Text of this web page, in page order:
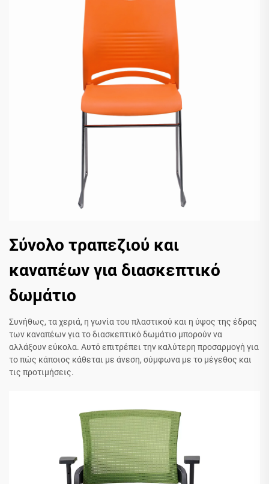
Σύνολο τραπεζιού και
καναπέων για διασκεπτικό
δωμάτιο
Συνήθως, τα χεριά, η γωνία του πλαστικού και η ύψος της έδρας
των καναπέων για το διασκεπτικό δωμάτιο μπορούν να
αλλάξουν εύκολα. Αυτό επιτρέπει την καλύτερη προσαρμογή για
το πώς κάποιος κάθεται με άνεση, σύμφωνα με το μέγεθος και
τις προτιμήσεις.